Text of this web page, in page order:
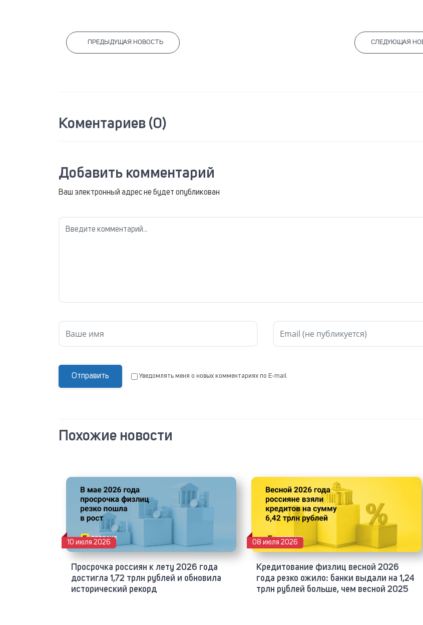
ПРЕДЫДУЩАЯ НОВОСТЬ СЛЕДУЮЩАЯ
Коментариев (0)
Добавить комментарий
Ваш электронный адрес не будет опубликован
Отправить Уведомлять меня о новых комментариях по E-mail
Похожие новости
Просрочка россиян к лету 2026 года
достигла 1,72 трлн рублей и обновила
исторический рекорд
10 июля 2026
Кредитование физлиц весной 2026
года резко ожило: банки выдали на 1,24
трлн рублей больше, чем весной 2025
08 июля 2026